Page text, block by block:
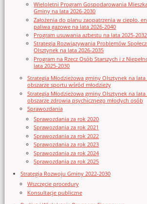
Wieloletni Program Gospodarowania
Gminy na lata 2026-2030
Założenia do planu zaopatrzenia w ciepło,
paliwa gazowe na lata 2026-2040
Program usuwania azbestu na lata 2025-2032
Strategia Rozwiązywania Problemów
Olsztynek na lata 2026-2035
Program na Rzecz Osób Starszych i z
lata 2025-2030
Strategia Młodzieżowa gminy Olsztynek na lata
obszarze sportu wśród młodzieży
Strategia Młodzieżowa gminy Olsztynek na lata
obszarze zdrowia psychicznego młodych osób
Sprawozdania
Sprawozdania za rok 2020
Sprawozdania za rok 2021
Sprawozdania za rok 2022
Sprawozdania za rok 2023
Sprawozdania za rok 2024
Sprawozdania za rok 2025
Strategia Rozwoju Gminy 2022-2030
Wszczęcie procedury
Konsultacje publiczne